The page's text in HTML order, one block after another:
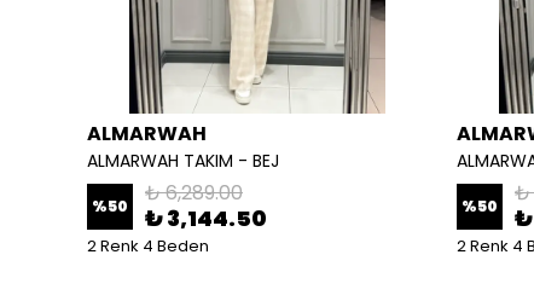
ALMARWAH
ALMARWAH TAKIM - BEJ
%50 ₺ 6,289.00
₺ 3,144.50
2 Renk 4 Beden
%50 ₺
2 Renk 4